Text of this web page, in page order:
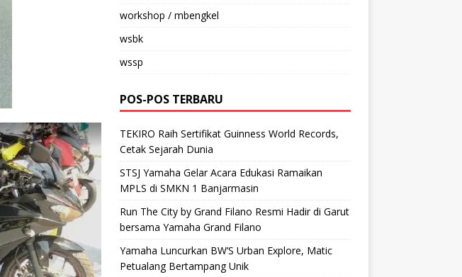
workshop / mbengkel
wsbk
wssp
POS-POS TERBARU
TEKIRO Raih Sertifikat Guinness World Records,
Cetak Sejarah Dunia
STSJ Yamaha Gelar Acara Edukasi Ramaikan
MPLS di SMKN 1 Banjarmasin
Run The City by Grand Filano Resmi Hadir di Garut
bersama Yamaha Grand Filano
Yamaha Luncurkan BW’S Urban Explore, Matic
Petualang Bertampang Unik